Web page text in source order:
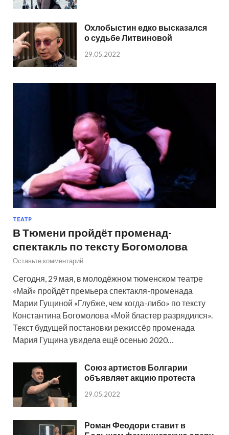
Охлобыстин едко высказался
о судьбе Литвиновой
29.05.2022
ТЕАТР
В Тюмени пройдёт променад-
спектакль по тексту Богомолова
Оставьте комментарий
Сегодня, 29 мая, в молодёжном тюменском театре
«Май» пройдёт премьера спектакля-променада
Марии Гущиной «Глубже, чем когда-либо» по тексту
Константина Богомолова «Мой бластер разрядился».
Текст будущей постановки режиссёр променада
Мария Гущина увидела ещё осенью 2020…
Союз артистов Болгарии
объявляет акцию протеста
29.05.2022
Роман Феодори ставит в